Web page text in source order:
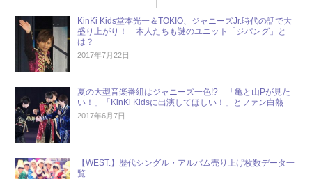
KinKi Kids堂本光一＆TOKIO、ジャニーズJr.時代の話で大
盛り上がり！ 本人たちも謎のユニット「ジパング」と
は？
2017年7月22日
夏の大型音楽番組はジャニーズ一色!? 「亀と山Pが見た
い！」「KinKi Kidsに出演してほしい！」とファン白熱
2017年6月7日
【WEST.】歴代シングル・アルバム売り上げ枚数データ一
覧